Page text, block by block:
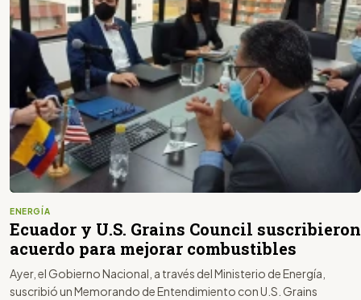
ENERGÍA
Ecuador y U.S. Grains Council suscribieron
acuerdo para mejorar combustibles
Ayer, el Gobierno Nacional, a través del Ministerio de Energía,
suscribió un Memorando de Entendimiento con U.S. Grains